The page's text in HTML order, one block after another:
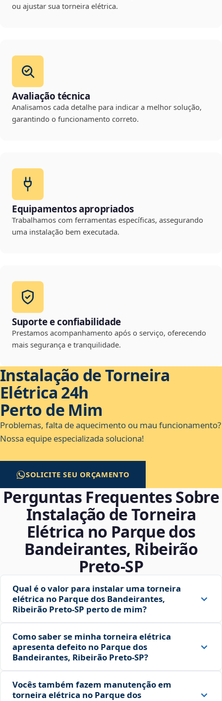
ou ajustar sua torneira elétrica.
Avaliação técnica
Analisamos cada detalhe para indicar a melhor solução,
garantindo o funcionamento correto.
Equipamentos apropriados
Trabalhamos com ferramentas específicas, assegurando
uma instalação bem executada.
Suporte e confiabilidade
Prestamos acompanhamento após o serviço, oferecendo
mais segurança e tranquilidade.
Instalação de Torneira
Elétrica 24h
Perto de Mim
Problemas, falta de aquecimento ou mau funcionamento?
Nossa equipe especializada soluciona!
SOLICITE SEU ORÇAMENTO
Perguntas Frequentes Sobre
Instalação de Torneira
Elétrica no Parque dos
Bandeirantes, Ribeirão
Preto‑SP
Qual é o valor para instalar uma torneira
elétrica no Parque dos Bandeirantes,
Ribeirão Preto‑SP perto de mim?
Como saber se minha torneira elétrica
apresenta defeito no Parque dos
Bandeirantes, Ribeirão Preto‑SP?
Vocês também fazem manutenção em
torneira elétrica no Parque dos